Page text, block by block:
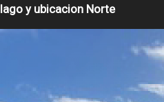
y ubicacion Norte